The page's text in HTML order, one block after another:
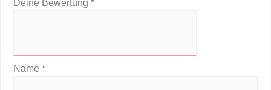
Deine Bewertung*
Name*